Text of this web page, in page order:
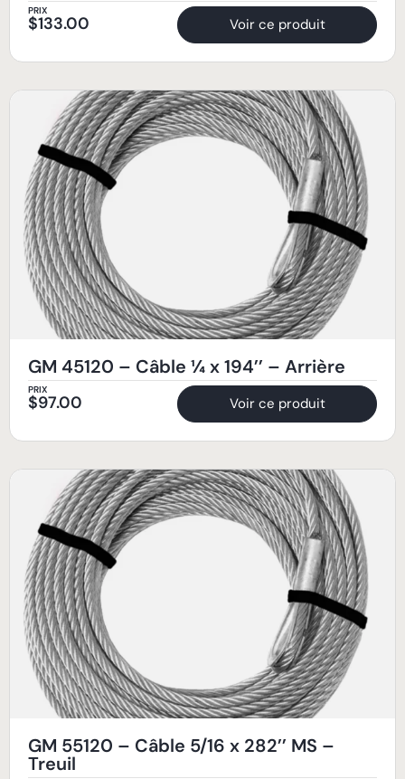
PRIX
$133.00 Voir ce produit
GM 45120 – Câble ¼ x 194’’ – Arrière
PRIX
$97.00 Voir ce produit
GM 55120 – Câble 5/16 x 282’’ MS –
Treuil